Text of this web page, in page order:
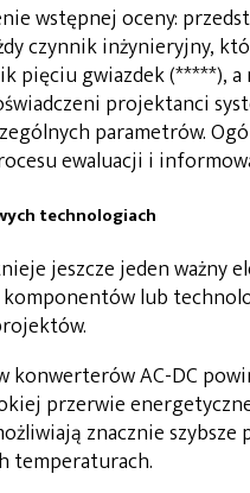
wstępnej oceny:
czynnik inżynieryjny,
pięciu gwiazdek (*****),
projektanci
parametrów.
ewaluacji i
technologiach
jeszcze jeden ważny
lub
AC-DC
przerwie
znacznie
temperaturach.